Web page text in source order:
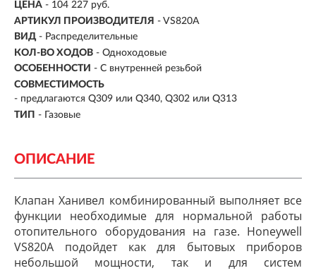
ЦЕНА - 104 227 руб.
АРТИКУЛ ПРОИЗВОДИТЕЛЯ - VS820A
ВИД - Распределительные
КОЛ-ВО ХОДОВ - Одноходовые
ОСОБЕННОСТИ - С внутренней резьбой
СОВМЕСТИМОСТЬ
- предлагаются Q309 или Q340, Q302 или Q313
ТИП - Газовые
ОПИСАНИЕ
Клапан Ханивел комбинированный выполняет все
функции необходимые для нормальной работы
отопительного оборудования на газе. Honeywell
VS820A подойдет как для бытовых приборов
небольшой мощности, так и для систем